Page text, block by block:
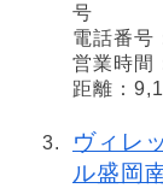
号
電話番号
営業時間
距離：
ヴィレ
ル盛岡